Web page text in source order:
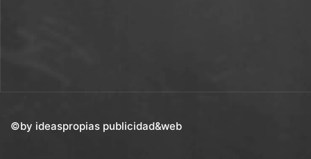
©by ideaspropias publicidad&web